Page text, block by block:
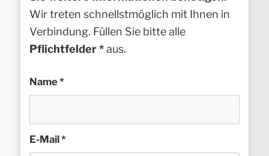
Wir treten schnellstmöglich mit Ihnen in
Verbindung. Füllen Sie bitte alle
Pflichtfelder *aus.
Name*
E-Mail*